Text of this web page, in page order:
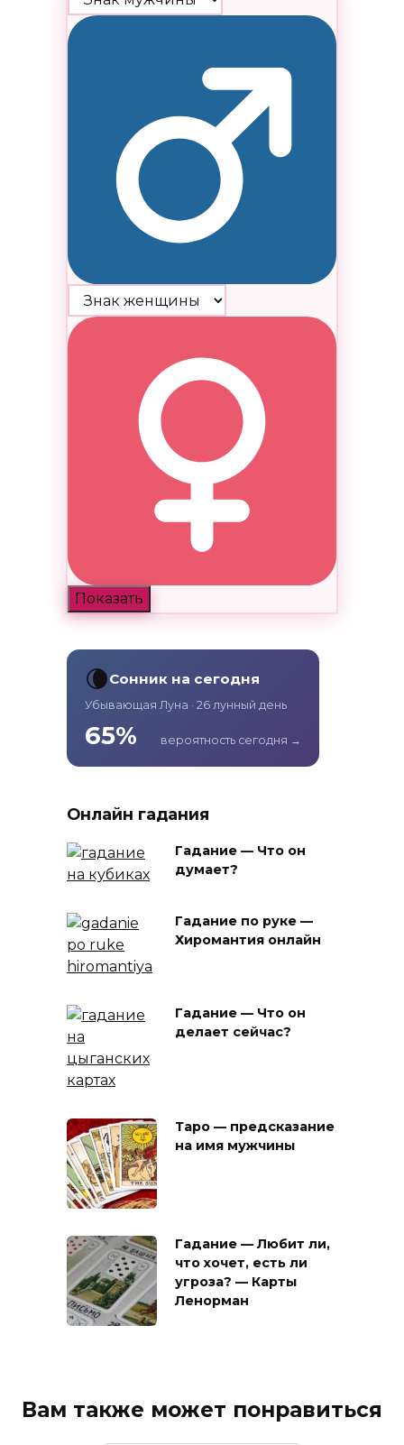
Показать
🌘Сонник на сегодня
Убывающая Луна · 26 лунный день
65% вероятность сегодня →
Онлайн гадания
Гадание — Что он
думает?
Гадание по руке —
Хиромантия онлайн
Гадание — Что он
делает сейчас?
Таро — предсказание
на имя мужчины
Гадание — Любит ли,
что хочет, есть ли
угроза? — Карты
Ленорман
Вам также может понравиться